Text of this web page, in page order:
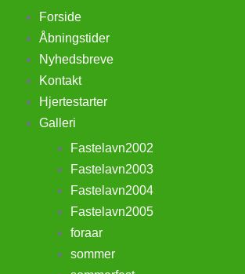
Forside
Åbningstider
Nyhedsbreve
Kontakt
Hjertestarter
Galleri
Fastelavn2002
Fastelavn2003
Fastelavn2004
Fastelavn2005
foraar
sommer